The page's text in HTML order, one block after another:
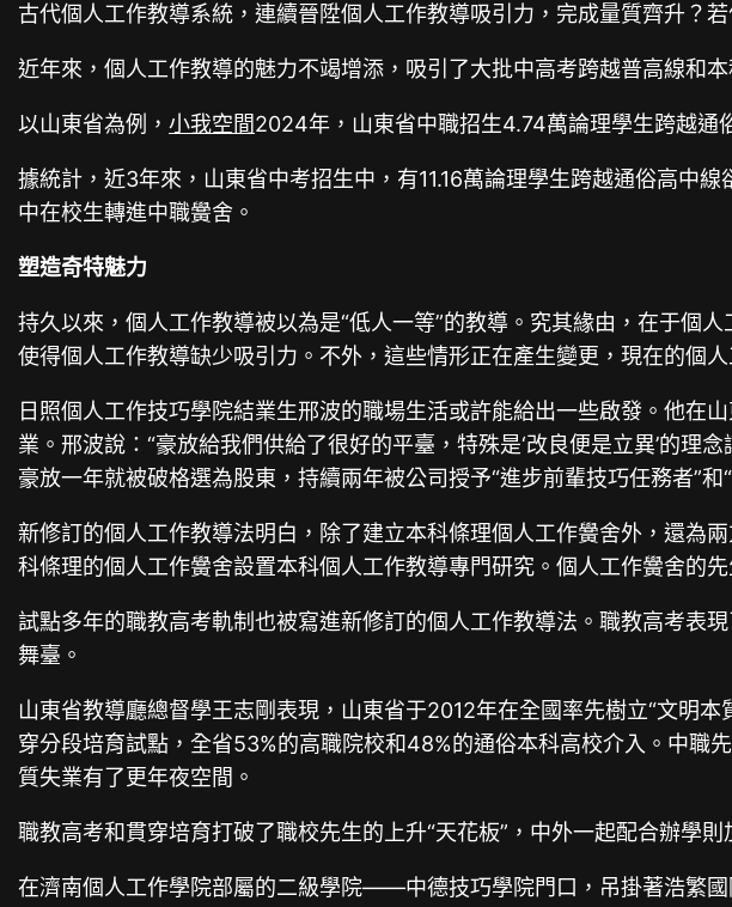
古代個人工作教導系統，連續晉陞個人工作教導吸引力，完成量質齊升？
近年來，個人工作教導的魅力不竭增添，吸引了大批中高考跨越普高線和
以山東省為例，小我空間2024年，山東省中職招生4.74萬論理學生跨越通
據統計，近3年來，山東省中考招生中，有11.16萬論理學生跨越通俗高中
中在校生轉進中職黌舍。
塑造奇特魅力
持久以來，個人工作教導被以為是“低人一等”的教導。究其緣由，在于個
使得個人工作教導缺少吸引力。不外，這些情形正在產生變更，現在的個
日照個人工作技巧學院結業生邢波的職場生活或許能給出一些啟發。他在
業。邢波說：“豪放給我們供給了很好的平臺，特殊是‘改良便是立異’的
豪放一年就被破格選為股東，持續兩年被公司授予“進步前輩技巧任務者”和
新修訂的個人工作教導法明白，除了建立本科條理個人工作黌舍外，還為
科條理的個人工作黌舍設置本科個人工作教導專門研究。個人工作黌舍的
試點多年的職教高考軌制也被寫進新修訂的個人工作教導法。職教高考表
舞臺。
山東省教導廳總督學王志剛表現，山東省于2012年在全國率先樹立“文明
穿分段培育試點，全省53%的高職院校和48%的通俗本科高校介入。中職
質失業有了更年夜空間。
職教高考和貫穿培育打破了職校先生的上升“天花板”，中外一起配合辦學
在濟南個人工作學院部屬的二級學院——中德技巧學院門口，吊掛著浩繁